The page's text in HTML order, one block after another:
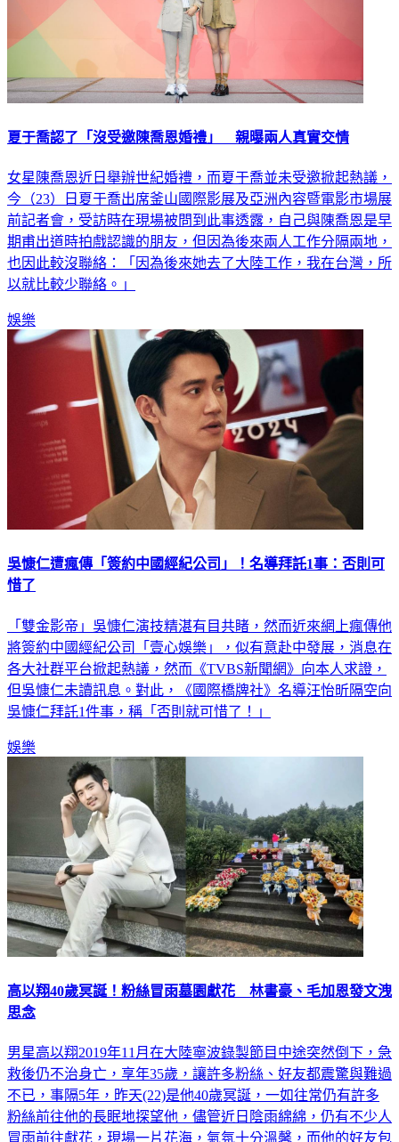
夏于喬認了「沒受邀陳喬恩婚禮」 親曝兩人真實交情
女星陳喬恩近日舉辦世紀婚禮，而夏于喬並未受邀掀起熱議，
今（23）日夏于喬出席釜山國際影展及亞洲內容暨電影市場展
前記者會，受訪時在現場被問到此事透露，自己與陳喬恩是早
期甫出道時拍戲認識的朋友，但因為後來兩人工作分隔兩地，
也因此較沒聯絡：「因為後來她去了大陸工作，我在台灣，所
以就比較少聯絡。」
娛樂
吳慷仁遭瘋傳「簽約中國經紀公司」！名導拜託1事：否則可
惜了
「雙金影帝」吳慷仁演技精湛有目共睹，然而近來網上瘋傳他
將簽約中國經紀公司「壹心娛樂」，似有意赴中發展，消息在
各大社群平台掀起熱議，然而《TVBS新聞網》向本人求證，
但吳慷仁未讀訊息。對此，《國際橋牌社》名導汪怡昕隔空向
吳慷仁拜託1件事，稱「否則就可惜了！」
娛樂
高以翔40歲冥誕！粉絲冒雨墓園獻花 林書豪、毛加恩發文洩
思念
男星高以翔2019年11月在大陸寧波錄製節目中途突然倒下，急
救後仍不治身亡，享年35歲，讓許多粉絲、好友都震驚與難過
不已，事隔5年，昨天(22)是他40歲冥誕，一如往常仍有許多
粉絲前往他的長眠地探望他，儘管近日陰雨綿綿，仍有不少人
冒雨前往獻花，現場一片花海，氣氛十分溫馨，而他的好友包